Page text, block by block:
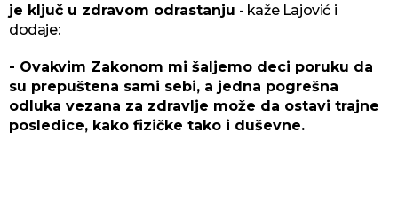
je ključ u zdravom odrastanju - kaže Lajović i
dodaje:
- Ovakvim Zakonom mi šaljemo deci poruku da
su prepuštena sami sebi, a jedna pogrešna
odluka vezana za zdravlje može da ostavi trajne
posledice, kako fizičke tako i duševne.